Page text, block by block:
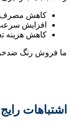
کاهش
افزایش
کاهش هزینه
ما فروش رنگ
اشتباهات